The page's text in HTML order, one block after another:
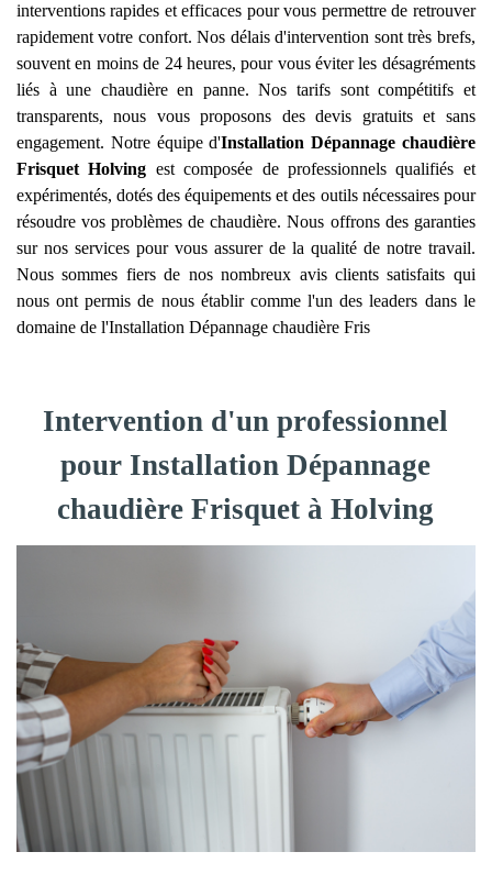
interventions rapides et efficaces pour vous permettre de retrouver
rapidement votre confort. Nos délais d'intervention sont très brefs,
souvent en moins de 24 heures, pour vous éviter les désagréments
liés à une chaudière en panne. Nos tarifs sont compétitifs et
transparents, nous vous proposons des devis gratuits et sans
engagement. Notre équipe d'Installation Dépannage chaudière
Frisquet Holving est composée de professionnels qualifiés et
expérimentés, dotés des équipements et des outils nécessaires pour
résoudre vos problèmes de chaudière. Nous offrons des garanties
sur nos services pour vous assurer de la qualité de notre travail.
Nous sommes fiers de nos nombreux avis clients satisfaits qui
nous ont permis de nous établir comme l'un des leaders dans le
domaine de l'Installation Dépannage chaudière Fris
Intervention d'un professionnel
pour Installation Dépannage
chaudière Frisquet à Holving